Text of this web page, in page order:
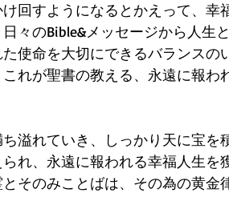
回すようになるとかえって、
々のBible&メッセージから人生
使命を大切にできるバランスの
れが聖書の教える、永遠に報わ
溢れていき、しっかり天に宝を
れ、永遠に報われる幸福人生を
そのみことばは、その為の黄金